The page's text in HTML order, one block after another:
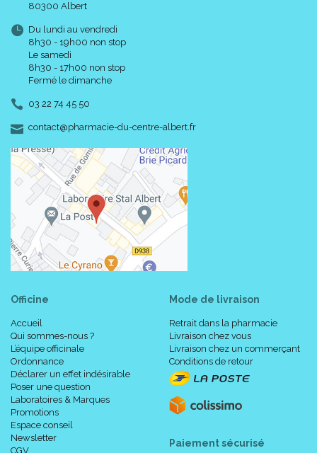
80300 Albert
Du lundi au vendredi
8h30 - 19h00 non stop
Le samedi
8h30 - 17h00 non stop
Fermé le dimanche
03 22 74 45 50
contact-
@-
pharmacie-du-centre-albert.fr
Officine
Accueil
Qui sommes-nous ?
L’équipe officinale
Ordonnance
Déclarer un effet indésirable
Poser une question
Laboratoires & Marques
Promotions
Espace conseil
Newsletter
CGV
Mode de livraison
Retrait dans la pharmacie
Livraison chez vous
Livraison chez un commerçant
Conditions de retour
Paiement sécurisé